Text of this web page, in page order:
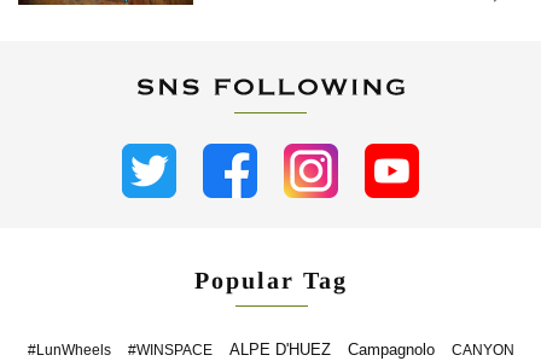
Popular Tag
#LunWheels #WINSPACE ALPE D'HUEZ Campagnolo CANYON